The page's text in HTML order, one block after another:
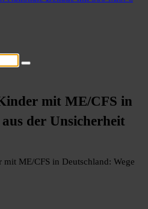
mit ME/CFS in
der Unsicherheit
ME/CFS in Deutschland: Wege